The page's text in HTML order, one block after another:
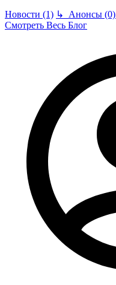
Новости (1) ↳ Анонсы (0)
Смотреть Весь Блог